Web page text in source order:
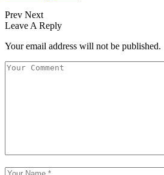
Prev Next
Leave A Reply
Your email address will not be published.